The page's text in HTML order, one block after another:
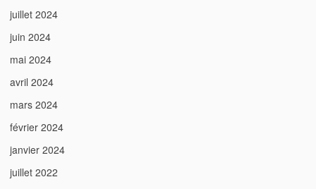
juillet 2024
juin 2024
mai 2024
avril 2024
mars 2024
février 2024
janvier 2024
juillet 2022